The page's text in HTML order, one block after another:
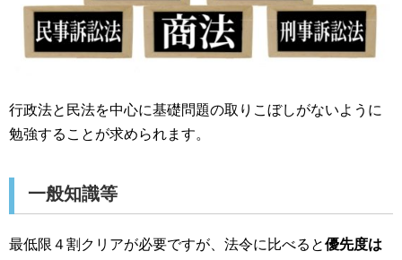
行政法と民法を中心に基礎問題の取りこぼしがないように
勉強することが求められます。
一般知識等
最低限４割クリアが必要ですが、法令に比べると優先度は